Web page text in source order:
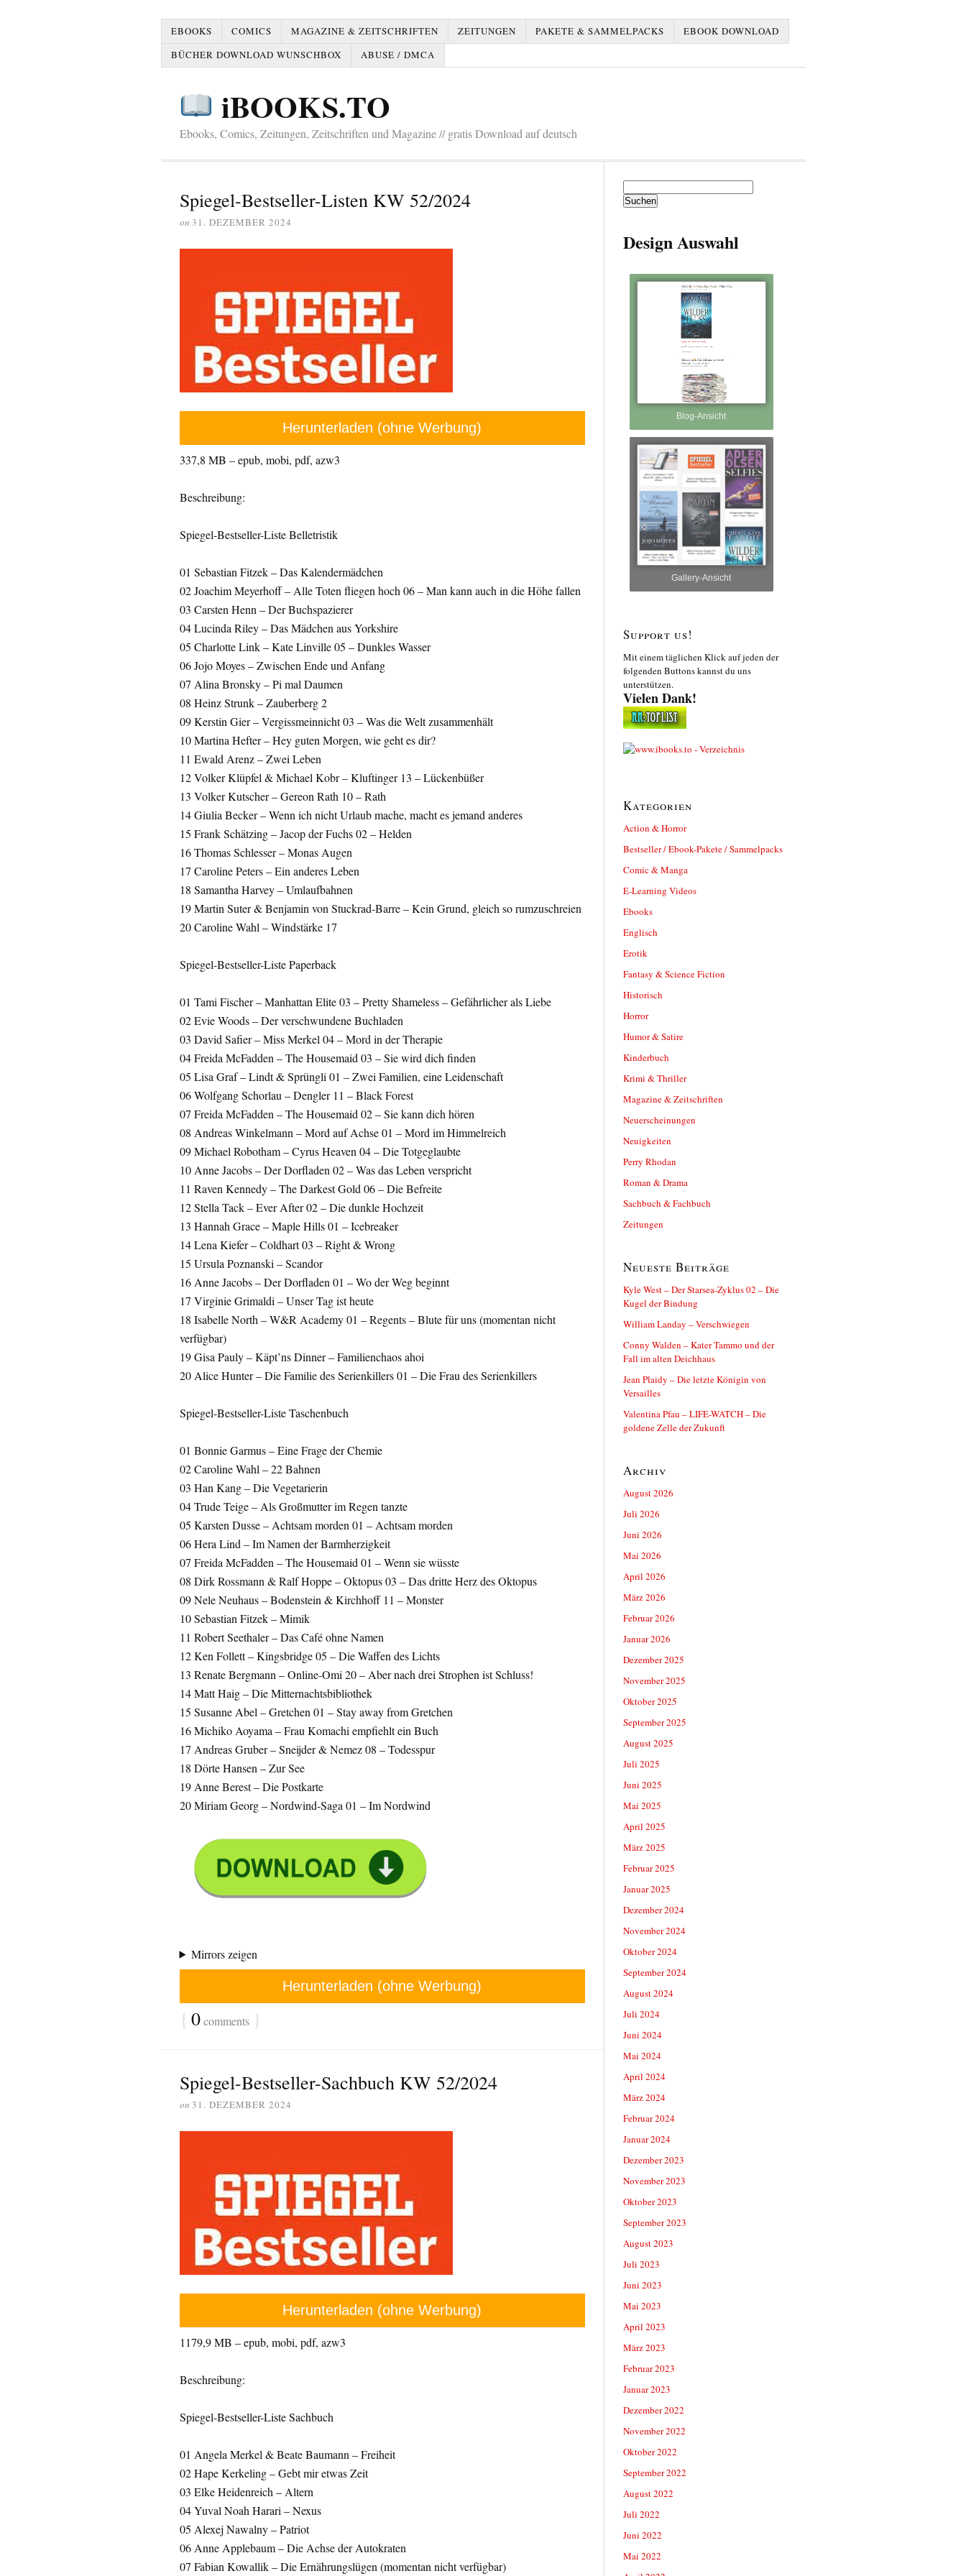
EBOOKS COMICS MAGAZINE & ZEITSCHRIFTEN ZEITUNGEN PAKETE & SAMMELPACKS
EBOOK DOWNLOAD
BÜCHER DOWNLOAD WUNSCHBOX
ABUSE / DMCA
iBOOKS.TO
Ebooks, Comics, Zeitungen, Zeitschriften und Magazine // gratis Download auf deutsch
Spiegel-Bestseller-Listen KW 52/2024
on 31. DEZEMBER 2024
Herunterladen (ohne Werbung)
337,8 MB – epub, mobi, pdf, azw3
Beschreibung:
Spiegel-Bestseller-Liste Belletristik
01 Sebastian Fitzek – Das Kalendermädchen
02 Joachim Meyerhoff – Alle Toten fliegen hoch 06 – Man kann auch in die Höhe fallen
03 Carsten Henn – Der Buchspazierer
04 Lucinda Riley – Das Mädchen aus Yorkshire
05 Charlotte Link – Kate Linville 05 – Dunkles Wasser
06 Jojo Moyes – Zwischen Ende und Anfang
07 Alina Bronsky – Pi mal Daumen
08 Heinz Strunk – Zauberberg 2
09 Kerstin Gier – Vergissmeinnicht 03 – Was die Welt zusammenhält
10 Martina Hefter – Hey guten Morgen, wie geht es dir?
11 Ewald Arenz – Zwei Leben
12 Volker Klüpfel & Michael Kobr – Kluftinger 13 – Lückenbüßer
13 Volker Kutscher – Gereon Rath 10 – Rath
14 Giulia Becker – Wenn ich nicht Urlaub mache, macht es jemand anderes
15 Frank Schätzing – Jacop der Fuchs 02 – Helden
16 Thomas Schlesser – Monas Augen
17 Caroline Peters – Ein anderes Leben
18 Samantha Harvey – Umlaufbahnen
19 Martin Suter & Benjamin von Stuckrad-Barre – Kein Grund, gleich so rumzuschreien
20 Caroline Wahl – Windstärke 17
Spiegel-Bestseller-Liste Paperback
01 Tami Fischer – Manhattan Elite 03 – Pretty Shameless – Gefährlicher als Liebe
02 Evie Woods – Der verschwundene Buchladen
03 David Safier – Miss Merkel 04 – Mord in der Therapie
04 Freida McFadden – The Housemaid 03 – Sie wird dich finden
05 Lisa Graf – Lindt & Sprüngli 01 – Zwei Familien, eine Leidenschaft
06 Wolfgang Schorlau – Dengler 11 – Black Forest
07 Freida McFadden – The Housemaid 02 – Sie kann dich hören
08 Andreas Winkelmann – Mord auf Achse 01 – Mord im Himmelreich
09 Michael Robotham – Cyrus Heaven 04 – Die Totgeglaubte
10 Anne Jacobs – Der Dorfladen 02 – Was das Leben verspricht
11 Raven Kennedy – The Darkest Gold 06 – Die Befreite
12 Stella Tack – Ever After 02 – Die dunkle Hochzeit
13 Hannah Grace – Maple Hills 01 – Icebreaker
14 Lena Kiefer – Coldhart 03 – Right & Wrong
15 Ursula Poznanski – Scandor
16 Anne Jacobs – Der Dorfladen 01 – Wo der Weg beginnt
17 Virginie Grimaldi – Unser Tag ist heute
18 Isabelle North – W&R Academy 01 – Regents – Blute für uns (momentan nicht
verfügbar)
19 Gisa Pauly – Käpt’ns Dinner – Familienchaos ahoi
20 Alice Hunter – Die Familie des Serienkillers 01 – Die Frau des Serienkillers
Spiegel-Bestseller-Liste Taschenbuch
01 Bonnie Garmus – Eine Frage der Chemie
02 Caroline Wahl – 22 Bahnen
03 Han Kang – Die Vegetarierin
04 Trude Teige – Als Großmutter im Regen tanzte
05 Karsten Dusse – Achtsam morden 01 – Achtsam morden
06 Hera Lind – Im Namen der Barmherzigkeit
07 Freida McFadden – The Housemaid 01 – Wenn sie wüsste
08 Dirk Rossmann & Ralf Hoppe – Oktopus 03 – Das dritte Herz des Oktopus
09 Nele Neuhaus – Bodenstein & Kirchhoff 11 – Monster
10 Sebastian Fitzek – Mimik
11 Robert Seethaler – Das Café ohne Namen
12 Ken Follett – Kingsbridge 05 – Die Waffen des Lichts
13 Renate Bergmann – Online-Omi 20 – Aber nach drei Strophen ist Schluss!
14 Matt Haig – Die Mitternachtsbibliothek
15 Susanne Abel – Gretchen 01 – Stay away from Gretchen
16 Michiko Aoyama – Frau Komachi empfiehlt ein Buch
17 Andreas Gruber – Sneijder & Nemez 08 – Todesspur
18 Dörte Hansen – Zur See
19 Anne Berest – Die Postkarte
20 Miriam Georg – Nordwind-Saga 01 – Im Nordwind
Mirrors zeigen
Herunterladen (ohne Werbung)
{ 0comments }
Spiegel-Bestseller-Sachbuch KW 52/2024
on 31. DEZEMBER 2024
Herunterladen (ohne Werbung)
1179,9 MB – epub, mobi, pdf, azw3
Beschreibung:
Spiegel-Bestseller-Liste Sachbuch
01 Angela Merkel & Beate Baumann – Freiheit
02 Hape Kerkeling – Gebt mir etwas Zeit
03 Elke Heidenreich – Altern
04 Yuval Noah Harari – Nexus
05 Alexej Nawalny – Patriot
06 Anne Applebaum – Die Achse der Autokraten
07 Fabian Kowallik – Die Ernährungslügen (momentan nicht verfügbar)
nach:
Design Auswahl
Blog-Ansicht
Gallery-Ansicht
Support us!
Mit einem täglichen Klick auf jeden der
folgenden Buttons kannst du uns
unterstützen.
Vielen Dank!
Kategorien
Action & Horror
Bestseller / Ebook-Pakete / Sammelpacks
Comic & Manga
E-Learning Videos
Ebooks
Englisch
Erotik
Fantasy & Science Fiction
Historisch
Horror
Humor & Satire
Kinderbuch
Krimi & Thriller
Magazine & Zeitschriften
Neuerscheinungen
Neuigkeiten
Perry Rhodan
Roman & Drama
Sachbuch & Fachbuch
Zeitungen
Neueste Beiträge
Kyle West – Der Starsea-Zyklus 02 – Die
Kugel der Bindung
William Landay – Verschwiegen
Conny Walden – Kater Tammo und der
Fall im alten Deichhaus
Jean Plaidy – Die letzte Königin von
Versailles
Valentina Pfau – LIFE-WATCH – Die
goldene Zelle der Zukunft
Archiv
August 2026
Juli 2026
Juni 2026
Mai 2026
April 2026
März 2026
Februar 2026
Januar 2026
Dezember 2025
November 2025
Oktober 2025
September 2025
August 2025
Juli 2025
Juni 2025
Mai 2025
April 2025
März 2025
Februar 2025
Januar 2025
Dezember 2024
November 2024
Oktober 2024
September 2024
August 2024
Juli 2024
Juni 2024
Mai 2024
April 2024
März 2024
Februar 2024
Januar 2024
Dezember 2023
November 2023
Oktober 2023
September 2023
August 2023
Juli 2023
Juni 2023
Mai 2023
April 2023
März 2023
Februar 2023
Januar 2023
Dezember 2022
November 2022
Oktober 2022
September 2022
August 2022
Juli 2022
Juni 2022
Mai 2022